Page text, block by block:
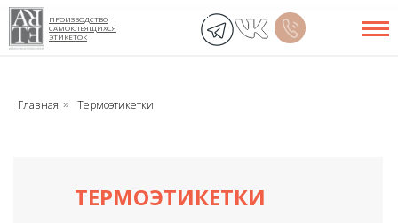
ПРОИЗВОДСТВО
САМОКЛЕЯЩИХСЯ
ЭТИКЕТОК
Главная » Термоэтикетки
ТЕРМОЭТИКЕТКИ